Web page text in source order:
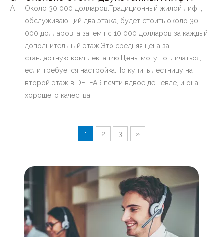
A
Около 30 000 долларов.Традиционный жилой лифт,
обслуживающий два этажа, будет стоить около 30
000 долларов, а затем по 10 000 долларов за каждый
дополнительный этаж.Это средняя цена за
стандартную комплектацию.Цены могут отличаться,
если требуется настройка.Но купить лестницу на
второй этаж в DELFAR почти вдвое дешевле, и она
хорошего качества.
1 2 3 »